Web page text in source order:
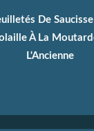
De
À La
L'Ancienne